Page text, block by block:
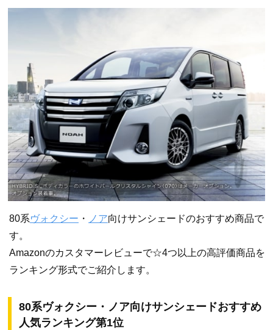
80系ヴォクシー ・ ノア向けサンシェードのおすすめ商品で
す。
Amazonのカスタマーレビューで☆4つ以上の高評価商品を
ランキング形式でご紹介します。
80系ヴォクシー・ノア向けサンシェードおすすめ
人気ランキング第1位